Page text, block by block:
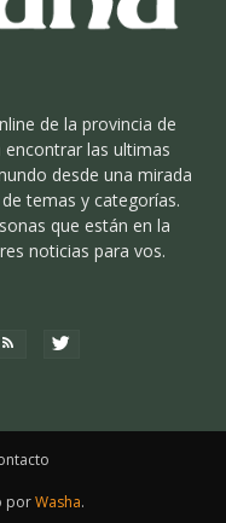
de la provincia de
las ultimas
desde una mirada
temas y categorías.
que están en la
noticias para vos.
porWasha.